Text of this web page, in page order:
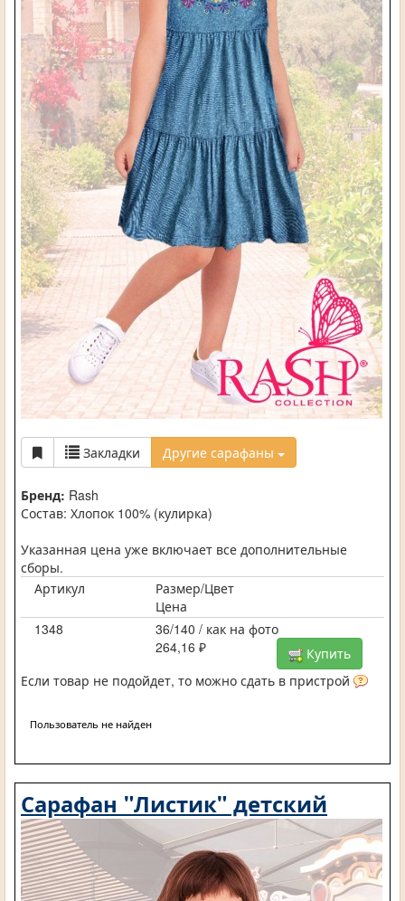
Закладки Другие сарафаны
Бренд: Rash
Состав: Хлопок 100% (кулирка)
Указанная цена уже включает все дополнительные
сборы.
Артикул
Размер/Цвет
Цена
1348
36/140 / как на фото
264,16 ₽
Купить
Если товар не подойдет, то можно сдать в пристрой
Пользователь не найден
Сарафан "Листик" детский